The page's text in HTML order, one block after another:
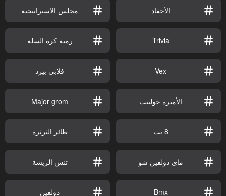
الأحفاد مجلس الاستراتيجية
Trivia رمية كرة السلة
Vex فلابي بيرد
الأميرة جولييت Major grom
8 بت طائر الثرثرة
ماي دولفين شو تنس الريشة
Bmx دولفين